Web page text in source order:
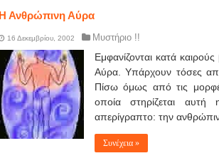
Η Ανθρώπινη Αύρα
16 Δεκεμβρίου, 2002 Μυστήριο !!
Εμφανίζονται κατά
Αύρα. Υπάρχουν τόσες
Πίσω όμως από τις
οποία στηρίζεται
απερίγραπτο: την
Συνέχεια »